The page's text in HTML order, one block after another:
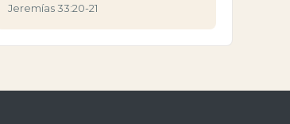
Jeremías 33:20-21